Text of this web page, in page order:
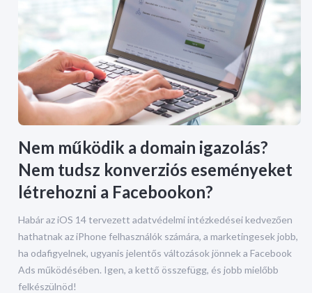
Nem működik a domain igazolás?
Nem tudsz konverziós eseményeket
létrehozni a Facebookon?
Habár az iOS 14 tervezett adatvédelmi intézkedései kedvezően
hathatnak az iPhone felhasználók számára, a marketingesek jobb,
ha odafigyelnek, ugyanis jelentős változások jönnek a Facebook
Ads működésében. Igen, a kettő összefügg, és jobb mielőbb
felkészülnöd!